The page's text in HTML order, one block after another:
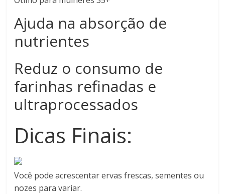
Ajuda na absorção de
nutrientes
Reduz o consumo de
farinhas refinadas e
ultraprocessados
Dicas Finais:
Você pode acrescentar ervas frescas, sementes ou
nozes para variar.